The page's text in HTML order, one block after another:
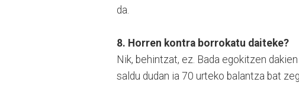
da.
8. Horren kontra borrokatu daiteke?
Nik, behintzat, ez. Bada egokitzen
saldu dudan ia 70 urteko balantza bat